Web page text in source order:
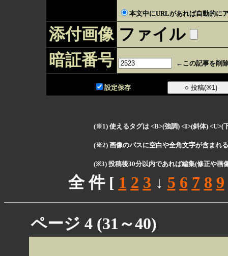
本文中にURLがあれば自動的に
添付画像 ファイル
暗証番号
←この記事を削
設定保存
(※1) 使えるタグは <B>(強調) <I>(斜体) <U>(
(※2) 画像のパスに空白や全角文字が含まれ
(※3) 投稿後30分以内であれば編集(修正や画
全 件 [ 1 2 3 ↓ 5 6 7 8 9
ページ 4(31～40)